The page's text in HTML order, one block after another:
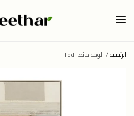
الرئيسية/ لوحة حائط "Tod"